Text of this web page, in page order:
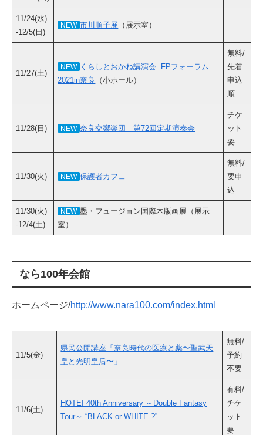
11/24(水)
-12/5(日)
NEW 市川順子展 （展示室）
11/27(土)
NEW くらしとおかね講演会 FPフォーラム
2021in奈良
（小ホール）
無料/
先着
申込
順
11/28(日) NEW 奈良交響楽団 第72回定期演奏会
チケ
ット
要
11/30(火) NEW 保護者カフェ
無料/
要申
込
11/30(火)
-12/4(土)
NEW 墨・フュージョン国際木版画展（展示
室）
なら100年会館
ホームページ/http://www.nara100.com/index.html
11/5(金)
県民公開講座「奈良時代の医療と薬〜聖武天
皇と光明皇后〜」
無料/
予約
不要
11/6(土)
HOTEI 40th Anniversary ～Double Fantasy
Tour～ “BLACK or WHITE ?”
有料/
チケ
ット
要